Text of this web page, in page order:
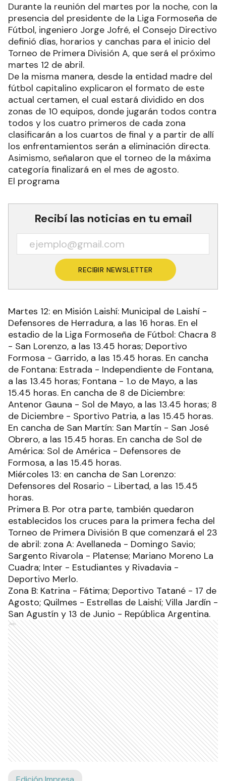
Durante la reunión del martes por la noche, con la
presencia del presidente de la Liga Formoseña de
Fútbol, ingeniero Jorge Jofré, el Consejo Directivo
definió días, horarios y canchas para el inicio del
Torneo de Primera División A, que será el próximo
martes 12 de abril.
De la misma manera, desde la entidad madre del
fútbol capitalino explicaron el formato de este
actual certamen, el cual estará dividido en dos
zonas de 10 equipos, donde jugarán todos contra
todos y los cuatro primeros de cada zona
clasificarán a los cuartos de final y a partir de allí
los enfrentamientos serán a eliminación directa.
Asimismo, señalaron que el torneo de la máxima
categoría finalizará en el mes de agosto.
El programa
Recibí las noticias en tu email
RECIBIR NEWSLETTER
Martes 12: en Misión Laishí: Municipal de Laishí -
Defensores de Herradura, a las 16 horas. En el
estadio de la Liga Formoseña de Fútbol: Chacra 8
- San Lorenzo, a las 13.45 horas; Deportivo
Formosa - Garrido, a las 15.45 horas. En cancha
de Fontana: Estrada - Independiente de Fontana,
a las 13.45 horas; Fontana - 1.o de Mayo, a las
15.45 horas. En cancha de 8 de Diciembre:
Antenor Gauna - Sol de Mayo, a las 13.45 horas; 8
de Diciembre - Sportivo Patria, a las 15.45 horas.
En cancha de San Martín: San Martín - San José
Obrero, a las 15.45 horas. En cancha de Sol de
América: Sol de América - Defensores de
Formosa, a las 15.45 horas.
Miércoles 13: en cancha de San Lorenzo:
Defensores del Rosario - Libertad, a las 15.45
horas.
Primera B. Por otra parte, también quedaron
establecidos los cruces para la primera fecha del
Torneo de Primera División B que comenzará el 23
de abril: zona A: Avellaneda - Domingo Savio;
Sargento Rivarola - Platense; Mariano Moreno La
Cuadra; Inter - Estudiantes y Rivadavia -
Deportivo Merlo.
Zona B: Katrina - Fátima; Deportivo Tatané - 17 de
Agosto; Quilmes - Estrellas de Laishí; Villa Jardín -
San Agustín y 13 de Junio - República Argentina.
Ads